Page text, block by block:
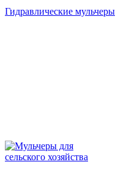
Гидравлические мульчеры